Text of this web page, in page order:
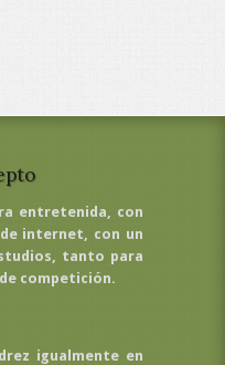
entretenida, con
internet, con un
tanto para
competición.
igualmente en